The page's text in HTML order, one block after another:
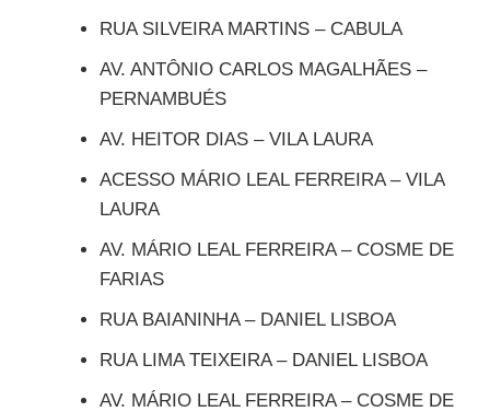
RUA SILVEIRA MARTINS – CABULA
AV. ANTÔNIO CARLOS MAGALHÃES –
PERNAMBUÉS
AV. HEITOR DIAS – VILA LAURA
ACESSO MÁRIO LEAL FERREIRA – VILA
LAURA
AV. MÁRIO LEAL FERREIRA – COSME DE
FARIAS
RUA BAIANINHA – DANIEL LISBOA
RUA LIMA TEIXEIRA – DANIEL LISBOA
AV. MÁRIO LEAL FERREIRA – COSME DE